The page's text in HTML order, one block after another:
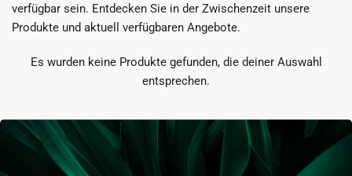
verfügbar sein. Entdecken Sie in der Zwischenzeit unsere
Produkte und aktuell verfügbaren Angebote.
Es wurden keine Produkte gefunden, die deiner Auswahl
entsprechen.